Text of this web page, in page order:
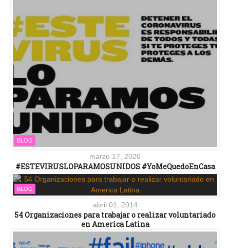
BLOG
marzo 17, 2020
#ESTEVIRUSLOPARAMOSUNIDOS #YoMeQuedoEnCasa
BLOG
abril 01, 2014
54 Organizaciones para trabajar o realizar voluntariado
en America Latina